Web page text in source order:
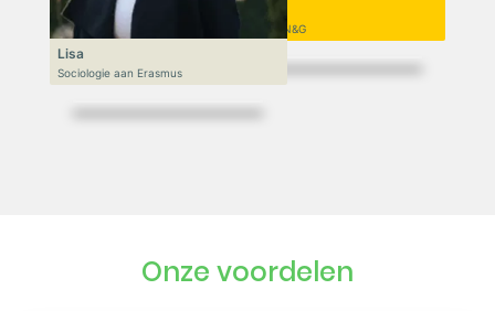
Niek
VWO 6, N&T/N&G
Lisa
Sociologie aan Erasmus
Onze voordelen